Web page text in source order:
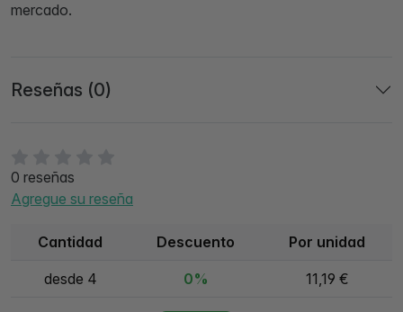
0 reseñas
Agregue su reseña
Cantidad Descuento Por unidad
desde 4 0% 11,19 €
mercado.
Reseñas (0)